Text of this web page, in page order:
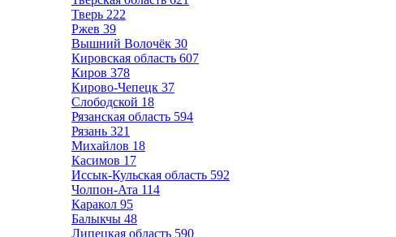
Тверь 222
Ржев 39
Вышний Волочёк 30
Кировская область 607
Киров 378
Кирово-Чепецк 37
Слободской 18
Рязанская область 594
Рязань 321
Михайлов 18
Касимов 17
Иссык-Кульская область 592
Чолпон-Ата 114
Каракол 95
Балыкчы 48
Липецкая область 590